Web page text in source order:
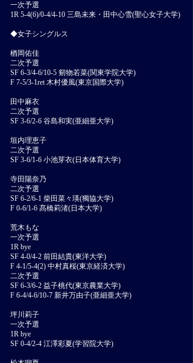
一次予選
1R 5-4(6)/0-4/4-10 三島未来・田中心雪(聖心女子大学)
◆女子シングルス
楢岡佑佳
二次予選
SF 6-3/4-6/10-5 剱物若菜(関東学院大学)
F 7-5/3-1ret 木村優風(東京国際大学)
田中麻衣
二次予選
SF 3-6/2-6 谷島和実(亜細亜大学)
垣内理恵子
二次予選
SF 3-6/1-6 小池芽衣(日本体育大学)
寺田陽奈乃
二次予選
SF 6-2/6-1 柴田菜々瑛(獨協大学)
F 0-6/1-6 髙橋莉渚(日本大学)
荒木もな
一次予選
1R bye
SF 4-0/4-2 前田結貴(東洋大学)
F 4-1/5-4(2) 中村真桜(東京経済大学)
二次予選
SF 6-3/6-2 益子桃代(東京農業大学)
F 6-4/4-6/10-7 新井万由子(亜細亜大学)
坪川莉子
一次予選
1R bye
SF 0-4/2-4 江澤彩夏(学習院大学)